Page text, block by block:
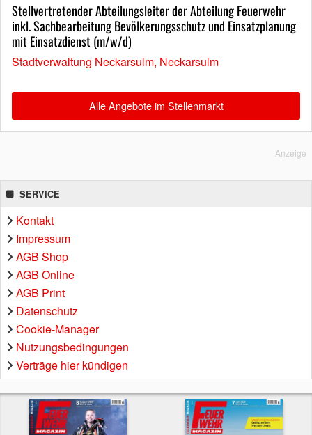
Stellvertretender Abteilungsleiter der Abteilung Feuerwehr
inkl. Sachbearbeitung Bevölkerungsschutz und Einsatzplanung
mit Einsatzdienst (m/w/d)
Stadtverwaltung Neckarsulm, Neckarsulm
Alle Angebote im Stellenmarkt
Anzeige
SERVICE
Kontakt
Impressum
AGB Shop
AGB Online
AGB Print
Datenschutz
Cookie-Manager
Nutzungsbedingungen
Verträge hier kündigen